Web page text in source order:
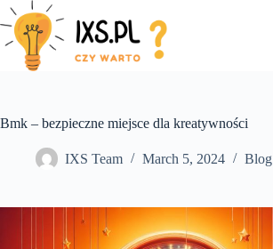
Skip
to
content
Bmk – bezpieczne miejsce dla kreatywności
IXS Team March 5, 2024 Blog